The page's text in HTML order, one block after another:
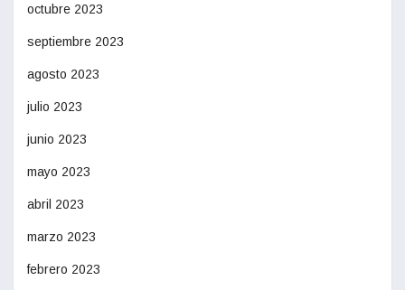
octubre 2023
septiembre 2023
agosto 2023
julio 2023
junio 2023
mayo 2023
abril 2023
marzo 2023
febrero 2023